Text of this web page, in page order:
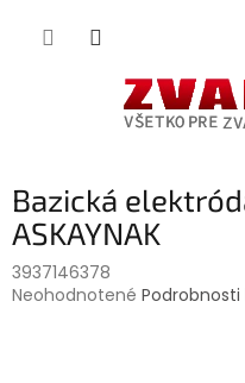
Bazická
ASKAYNAK
3937146378
Priemerné
Neohodnotené